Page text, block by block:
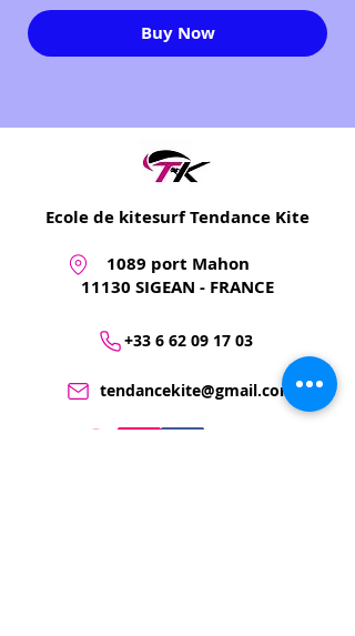
Buy Now
Ecole de kitesurf Tendance Kite
1089 port Mahon
11130 SIGEAN - FRANCE
+33 6 62 09 17 03
tendancekite@gmail.com